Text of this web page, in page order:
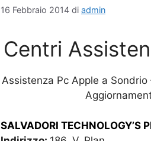
16 Febbraio 2014 di admin
Centri
Assistenza Pc Apple a
SALVADORI TECHNOLOGY’S